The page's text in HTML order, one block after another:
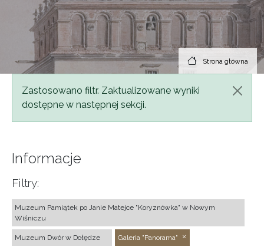
Strona główna
Komunikat
Zastosowano filtr. Zaktualizowane wyniki
dostępne w następnej sekcji.
Informacje
Filtry:
Muzeum Pamiątek po Janie Matejce "Koryznówka" w Nowym
Wiśniczu
Muzeum Dwór w Dołędze Galeria "Panorama"